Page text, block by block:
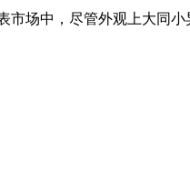
场中，尽管外观上大同小